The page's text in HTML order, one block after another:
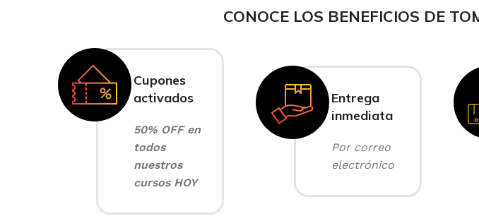
CONOCE LOS BENEFICIOS DE
Cupones
activados
50% OFF en
todos
nuestros
cursos HOY
Entrega
inmediata
Por correo
electrónico